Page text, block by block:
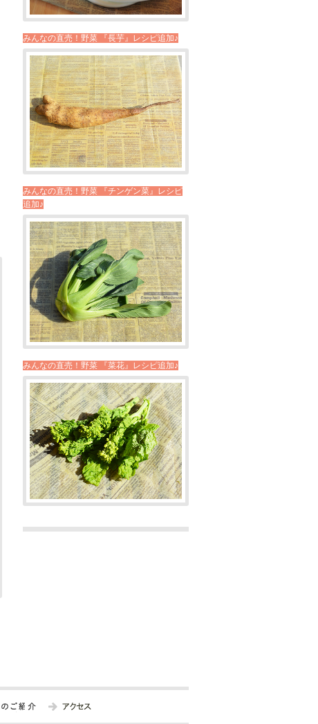
みんなの直売！野菜 『長芋』レシピ追加♪
みんなの直売！野菜 『チンゲン菜』レシピ
追加♪
みんなの直売！野菜 『菜花』レシピ追加♪